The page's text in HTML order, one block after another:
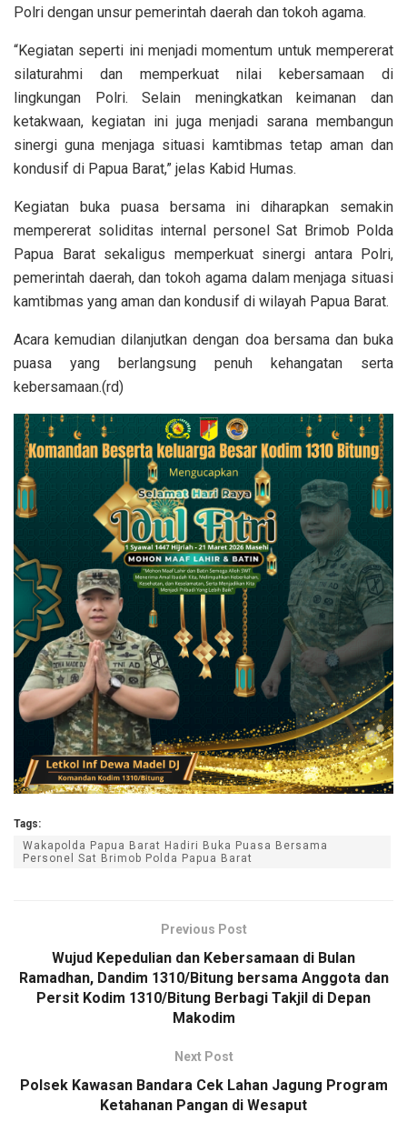
Polri dengan unsur pemerintah daerah dan tokoh agama.
“Kegiatan seperti ini menjadi momentum untuk mempererat
silaturahmi dan memperkuat nilai kebersamaan di
lingkungan Polri. Selain meningkatkan keimanan dan
ketakwaan, kegiatan ini juga menjadi sarana membangun
sinergi guna menjaga situasi kamtibmas tetap aman dan
kondusif di Papua Barat,” jelas Kabid Humas.
Kegiatan buka puasa bersama ini diharapkan semakin
mempererat soliditas internal personel Sat Brimob Polda
Papua Barat sekaligus memperkuat sinergi antara Polri,
pemerintah daerah, dan tokoh agama dalam menjaga situasi
kamtibmas yang aman dan kondusif di wilayah Papua Barat.
Acara kemudian dilanjutkan dengan doa bersama dan buka
puasa yang berlangsung penuh kehangatan serta
kebersamaan.(rd)
Tags:
Wakapolda Papua Barat Hadiri Buka Puasa Bersama
Personel Sat Brimob Polda Papua Barat
Previous Post
Wujud Kepedulian dan Kebersamaan di Bulan
Ramadhan, Dandim 1310/Bitung bersama Anggota dan
Persit Kodim 1310/Bitung Berbagi Takjil di Depan
Makodim
Next Post
Polsek Kawasan Bandara Cek Lahan Jagung Program
Ketahanan Pangan di Wesaput